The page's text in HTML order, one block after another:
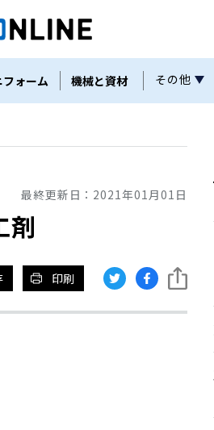
ォーム 機械と資材 その他
最終更新日： 2021年01月01日
剤
印刷